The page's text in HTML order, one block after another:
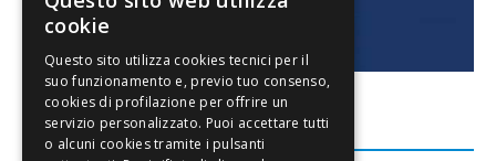
FACEBOOK
cookie